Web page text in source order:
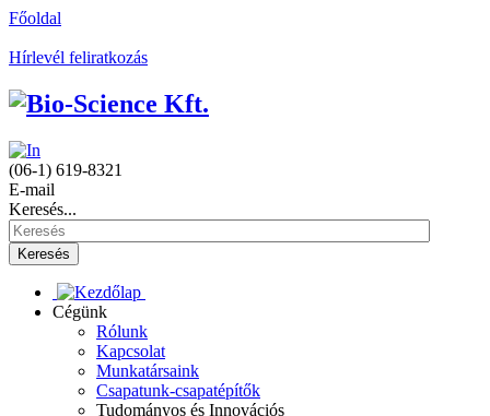
Főoldal
Hírlevél feliratkozás
(06-1) 619-8321
E-mail
Keresés...
Keresés
Cégünk
Rólunk
Kapcsolat
Munkatársaink
Csapatunk-csapatépítők
Tudományos és Innovációs